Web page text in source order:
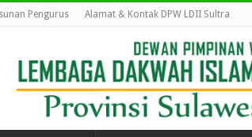
Pengurus Alamat & Kontak DPW LDII Sultra